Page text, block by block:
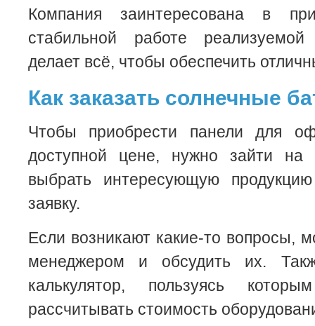
Компания заинтересована в
стабильной работе
делает всё, чтобы обеспечить
Как заказать солнечные
Чтобы приобрести панели для
доступной цене, нужно зайти на
выбрать интересующую
заявку.
Если возникают какие-то вопросы,
менеджером и обсудить их.
калькулятор, пользуясь
рассчитывать стоимость